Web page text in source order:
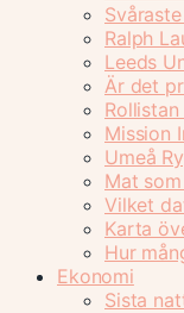
Ralph
Leeds
Är det
Mission
Umeå
Mat
Vilket
Karta
Hur
Ekonomi
Sista